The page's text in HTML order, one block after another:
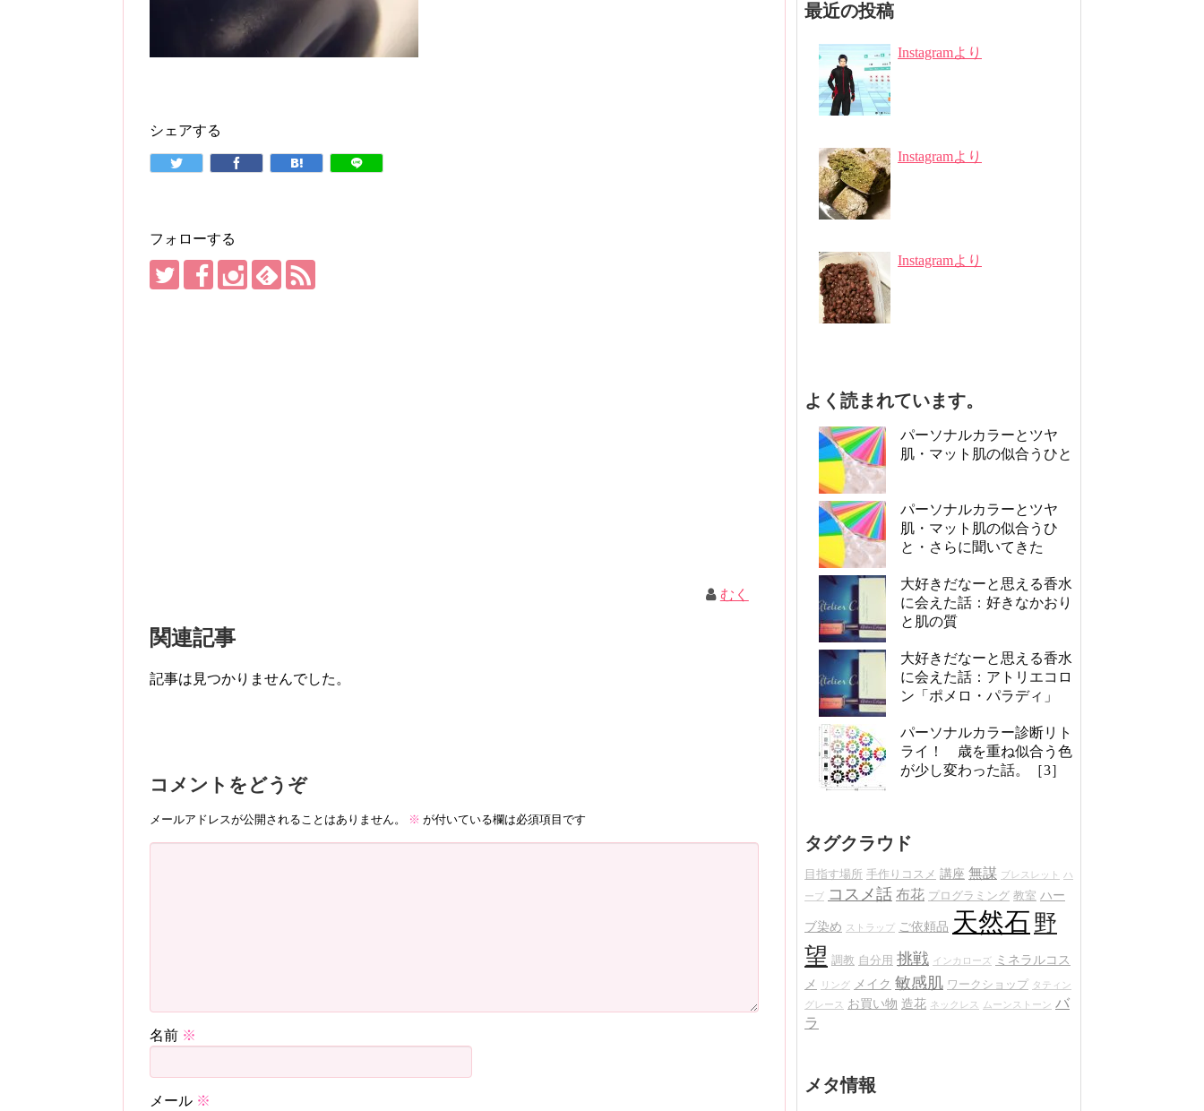
シェアする
フォローする
むく
関連記事
記事は見つかりませんでした。
コメントをどうぞ
メールアドレスが公開されることはありません。 ※ が付いている欄は必須項目です
名前 ※
メール ※
最近の投稿
Instagramより
Instagramより
Instagramより
よく読まれています。
パーソナルカラーとツヤ
肌・マット肌の似合うひと
パーソナルカラーとツヤ
肌・マット肌の似合うひ
と・さらに聞いてきた
大好きだなーと思える香水
に会えた話：好きなかおり
と肌の質
大好きだなーと思える香水
に会えた話：アトリエコロ
ン「ポメロ・パラディ」
パーソナルカラー診断リト
ライ！ 歳を重ね似合う色
が少し変わった話。［3］
タグクラウド
目指す場所 手作りコスメ 講座 無謀 ブレスレット ハ
ーブ コスメ話 布花 プログラミング 教室 ハー
ブ染め ストラップ ご依頼品 天然石 野
望 調教 自分用 挑戦 インカローズ
ミネラルコス
メ
リング メイク 敏感肌 ワークショップ タティン
グレース
お買い物 造花 ネックレス ムーンストーン バ
ラ
メタ情報